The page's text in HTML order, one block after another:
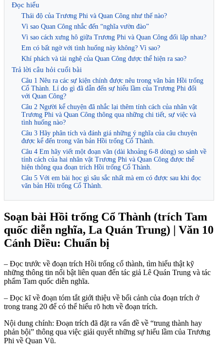
Đọc hiểu
Thái độ của Trương Phi và Quan Công như thế nào?
Vì sao Quan Công nhắc đến “nghĩa vườn đào”
Vì sao cách xưng hô giữa Trương Phi và Quan Công đối lập nhau?
Em có bất ngờ với tình huống này không? Vì sao?
Khí phách và tài nghệ của Quan Công được thể hiện ra sao?
Trả lời câu hỏi cuối bài
Câu 1 Nêu ra các sự kiện chính được nêu trong văn bản Hồi trống
Cổ Thành. Lí do gì đã dẫn đến sự hiểu lầm của Trương Phi đối
với Quan Công?
Câu 2 Người kể chuyện đã nhắc lại thêm tính cách của nhân vật
Trương Phi và Quan Công thông qua những chi tiết, sự việc và
tình huống nào?
Câu 3 Hãy phân tích và đánh giá những ý nghĩa của câu chuyện
được kể đến trong văn bản Hồi trống Cổ Thành.
Câu 4 Em hãy viết một đoạn văn (dài khoảng 6-8 dòng) so sánh về
tính cách của hai nhân vật Trương Phi và Quan Công được thể
hiện thông qua đoạn trích Hồi trống Cổ Thành.
Câu 5 Với em bài học gì sâu sắc nhất mà em có được sau khi đọc
văn bản Hồi trống Cổ Thành.
Soạn bài Hồi trống Cổ Thành (trích Tam
quốc diễn nghĩa, La Quán Trung) | Văn 10
Cánh Diều: Chuẩn bị
– Đọc trước về đoạn trích Hồi trống cổ thành, tìm hiểu thật kỹ
những thông tin nổi bật liên quan đến tác giả Lê Quán Trung và tác
phẩm Tam quốc diễn nghĩa.
– Đọc kĩ về đoạn tóm tắt giới thiệu về bối cảnh của đoạn trích ở
trong trang 20 để có thể hiểu rõ hơn về đoạn trích.
Nội dung chính: Đoạn trích đã đặt ra vấn đề về “trung thành hay
phản bội” thông qua việc giải quyết những sự hiểu lầm của Trương
Phi về Quan Vũ.